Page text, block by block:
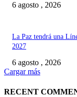
6 agosto , 2026
La Paz tendrá una
2027
6 agosto , 2026
Cargar más
RECENT